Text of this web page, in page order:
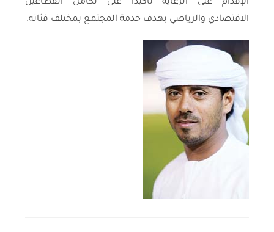
الإقدام على الرعاية تأكيدا على تكامل القطاعين
الاقتصادي والرياضي بهدف خدمة المجتمع بمختلف فئاته.